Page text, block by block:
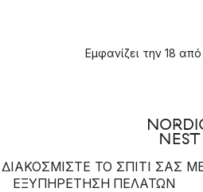
Εμφανίζει την 18
ΔΙΑΚΟΣΜΙΣΤΕ ΤΟ ΣΠΙΤΙ ΣΑΣ
ΕΞΥΠΗΡΈΤΗΣΗ ΠΕΛΑΤΏΝ